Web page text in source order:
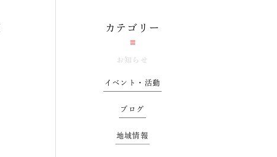
カテゴリー
お知らせ
イベント・活動
ブログ
地域情報